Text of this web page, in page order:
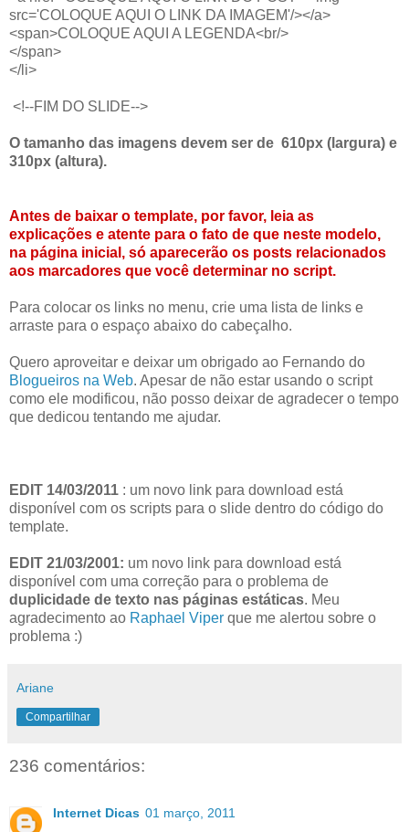
src='COLOQUE AQUI O LINK DA IMAGEM'/></a>
<span>COLOQUE AQUI A LEGENDA<br/>
</span>
</li>
<!--FIM DO SLIDE-->
O tamanho das imagens devem ser de 610px (largura) e
310px (altura).
Antes de baixar o template, por favor, leia as
explicações e atente para o fato de que neste modelo,
na página inicial, só aparecerão os posts relacionados
aos marcadores que você determinar no script.
Para colocar os links no menu, crie uma lista de links e
arraste para o espaço abaixo do cabeçalho.
Quero aproveitar e deixar um obrigado ao Fernando do
Blogueiros na Web. Apesar de não estar usando o script
como ele modificou, não posso deixar de agradecer o tempo
que dedicou tentando me ajudar.
EDIT 14/03/2011 : um novo link para download está
disponível com os scripts para o slide dentro do código do
template.
EDIT 21/03/2001: um novo link para download está
disponível com uma correção para o problema de
duplicidade de texto nas páginas estáticas. Meu
agradecimento ao Raphael Viper que me alertou sobre o
problema :)
Ariane
Compartilhar
236 comentários:
Internet Dicas 01 março, 2011